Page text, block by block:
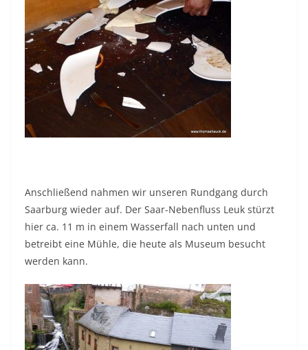
Anschließend nahmen wir unseren Rundgang durch
Saarburg wieder auf. Der Saar-Nebenfluss Leuk stürzt
hier ca. 11 m in einem Wasserfall nach unten und
betreibt eine Mühle, die heute als Museum besucht
werden kann.